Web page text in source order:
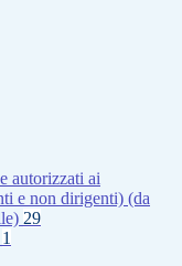
autorizzati ai
e non dirigenti) (da
29
1